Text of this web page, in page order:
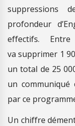
suppressions
profondeur
effectifs.
va supprimer 1
un total de 25
un
par ce
Un chiffre